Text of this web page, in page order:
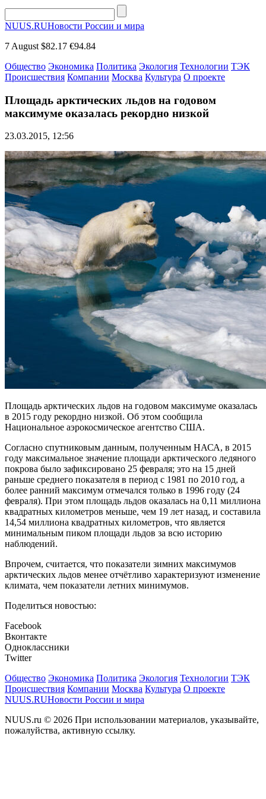
NUUS.RUНовости России и мира
7 August $82.17 €94.84
Общество Экономика Политика Экология Технологии ТЭК
Происшествия Компании Москва Культура О проекте
Площадь арктических льдов на годовом
максимуме оказалась рекордно низкой
23.03.2015, 12:56
Площадь арктических льдов на годовом максимуме оказалась
в 2015 году рекордно низкой. Об этом сообщила
Национальное аэрокосмическое агентство США.
Согласно спутниковым данным, полученным НАСА, в 2015
году максимальное значение площади арктического ледяного
покрова было зафиксировано 25 февраля; это на 15 дней
раньше среднего показателя в период с 1981 по 2010 год, а
более ранний максимум отмечался только в 1996 году (24
февраля). При этом площадь льдов оказалась на 0,11 миллиона
квадратных километров меньше, чем 19 лет назад, и составила
14,54 миллиона квадратных километров, что является
минимальным пиком площади льдов за всю историю
наблюдений.
Впрочем, считается, что показатели зимних максимумов
арктических льдов менее отчётливо характеризуют изменение
климата, чем показатели летних минимумов.
Поделиться новостью:
Facebook
Вконтакте
Одноклассники
Twitter
Общество Экономика Политика Экология Технологии ТЭК
Происшествия Компании Москва Культура О проекте
NUUS.RUНовости России и мира
NUUS.ru © 2026 При использовании материалов, указывайте,
пожалуйства, активную ссылку.